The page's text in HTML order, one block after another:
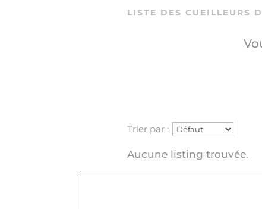
LISTE DES CUEILLEURS
Trier par :
Aucune listing trouvée.